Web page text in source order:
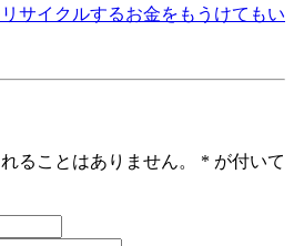
サイクルするお金をもうけてもい
ることはありません。 * が付いて